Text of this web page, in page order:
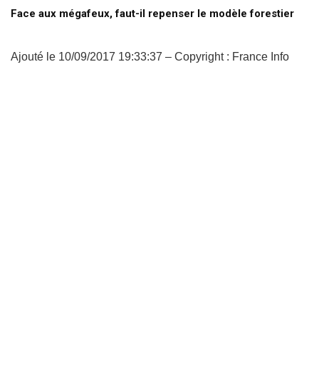
Face aux mégafeux, faut-il repenser le modèle forestier
Ajouté le 10/09/2017 19:33:37 – Copyright : France Info